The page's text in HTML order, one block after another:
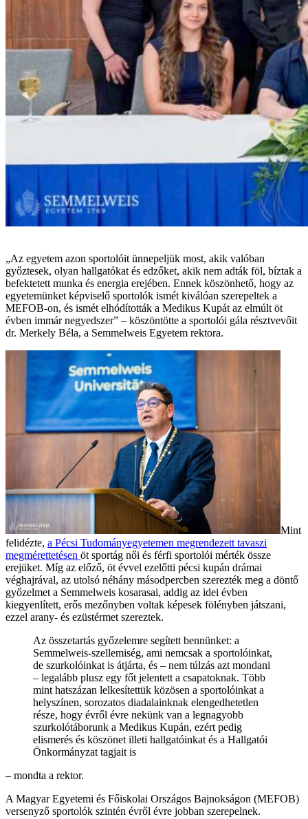
„Az egyetem azon sportolóit ünnepeljük most, akik valóban
győztesek, olyan hallgatókat és edzőket, akik nem adták föl, bíztak a
befektetett munka és energia erejében. Ennek köszönhető, hogy az
egyetemünket képviselő sportolók ismét kiválóan szerepeltek a
MEFOB-on, és ismét elhódították a Medikus Kupát az elmúlt öt
évben immár negyedszer” – köszöntötte a sportolói gála résztvevőit
dr. Merkely Béla, a Semmelweis Egyetem rektora.
Mint
felidézte, a Pécsi Tudományegyetemen megrendezett tavaszi
megmérettetésen öt sportág női és férfi sportolói mérték össze
erejüket. Míg az előző, öt évvel ezelőtti pécsi kupán drámai
véghajrával, az utolsó néhány másodpercben szerezték meg a döntő
győzelmet a Semmelweis kosarasai, addig az idei évben
kiegyenlített, erős mezőnyben voltak képesek fölényben játszani,
ezzel arany- és ezüstérmet szereztek.
Az összetartás győzelemre segített bennünket: a
Semmelweis-szellemiség, ami nemcsak a sportolóinkat,
de szurkolóinkat is átjárta, és – nem túlzás azt mondani
– legalább plusz egy főt jelentett a csapatoknak. Több
mint hatszázan lelkesítettük közösen a sportolóinkat a
helyszínen, sorozatos diadalainknak elengedhetetlen
része, hogy évről évre nekünk van a legnagyobb
szurkolótáborunk a Medikus Kupán, ezért pedig
elismerés és köszönet illeti hallgatóinkat és a Hallgatói
Önkormányzat tagjait is
– mondta a rektor.
A Magyar Egyetemi és Főiskolai Országos Bajnokságon (MEFOB)
versenyző sportolók szintén évről évre jobban szerepelnek.